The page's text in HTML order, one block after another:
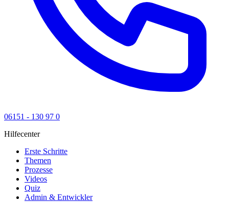
06151 - 130 97 0
Hilfecenter
Erste Schritte
Themen
Prozesse
Videos
Quiz
Admin & Entwickler